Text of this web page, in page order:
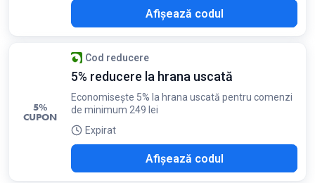
Afișează codul
5%
CUPON
Cod reducere
5% reducere la hrana uscată
Economisește 5% la hrana uscată pentru comenzi
de minimum 249 lei
Expirat
Afișează codul